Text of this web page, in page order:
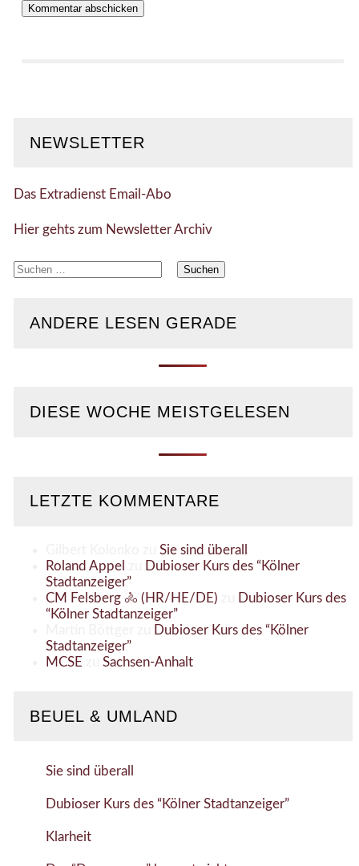
NEWSLETTER
Das Extradienst Email-Abo
Hier gehts zum Newsletter Archiv
Suchen
ANDERE LESEN GERADE
DIESE WOCHE MEISTGELESEN
LETZTE KOMMENTARE
Sie sind überall
Roland Appel
Dubioser Kurs des “Kölner
Stadtanzeiger”
CM Felsberg 🚴 (HR/HE/DE)
Dubioser Kurs des
“Kölner Stadtanzeiger”
Dubioser Kurs des “Kölner
Stadtanzeiger”
MCSE
Sachsen-Anhalt
BEUEL & UMLAND
Sie sind überall
Dubioser Kurs des “Kölner Stadtanzeiger”
Klarheit